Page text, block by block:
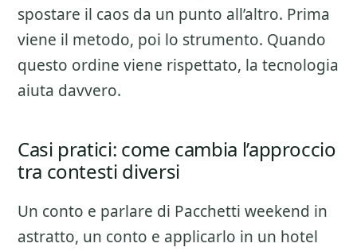
spostare il caos da un punto all’altro. Prima
viene il metodo, poi lo strumento. Quando
questo ordine viene rispettato, la tecnologia
aiuta davvero.
Casi pratici: come cambia l’approccio
tra contesti diversi
Un conto e parlare di Pacchetti weekend in
astratto, un conto e applicarlo in un hotel